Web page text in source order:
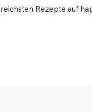
Rezepte auf